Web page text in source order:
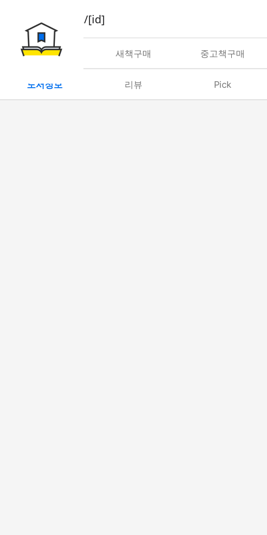
book/rent/[id]
대여 새책구매 중고책구매
도서정보 리뷰 Pick